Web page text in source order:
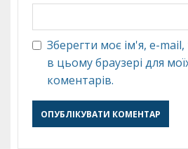
Зберегти моє ім'я, e-mail,
в цьому браузері для
коментарів.